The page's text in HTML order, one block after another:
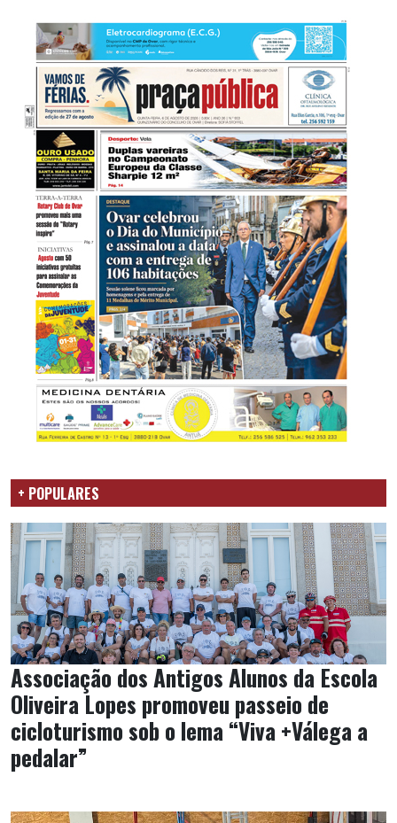
+ POPULARES
Associação dos Antigos Alunos da Escola
Oliveira Lopes promoveu passeio de
cicloturismo sob o lema “Viva +Válega a
pedalar”